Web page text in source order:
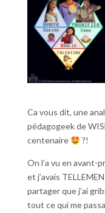
Ca vous dit, une
pédagogeek de
centenaire
?!
On l’a vu en avant-
et j’avais
partager que j’ai
tout ce qui me